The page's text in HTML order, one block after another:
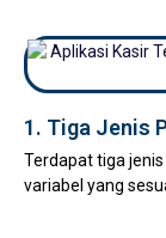
1. Tiga Jenis
Terdapat tiga
variabel yang